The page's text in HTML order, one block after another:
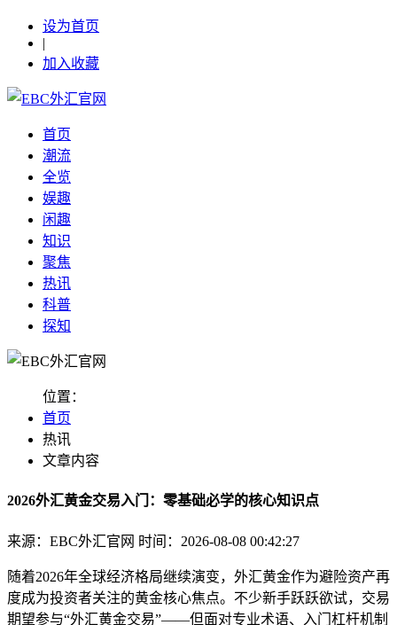
设为首页
|
加入收藏
首页
潮流
全览
娱趣
闲趣
知识
聚焦
热讯
科普
探知
位置：
首页
热讯
文章内容
2026外汇黄金交易入门：零基础必学的核心知识点
来源：EBC外汇官网 时间：2026-08-08 00:42:27
随着2026年全球经济格局继续演变，外汇黄金作为避险资产再
度成为投资者关注的黄金核心焦点。不少新手跃跃欲试，交易
期望参与“外汇黄金交易”——但面对专业术语、入门杠杆机制